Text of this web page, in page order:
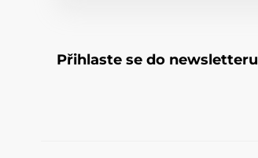
Přihlaste se do newsletteru